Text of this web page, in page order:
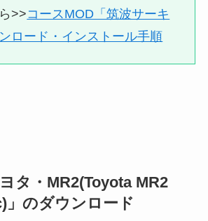
>>コースMOD「筑波サーキ
ロード・インストール手順
タ・MR2(Toyota MR2
」のダウンロード